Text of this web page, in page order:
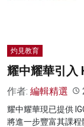
灼見教育
耀中耀華引入
作者: 編輯精選
耀中耀華現已提供
將進一步豐富其課